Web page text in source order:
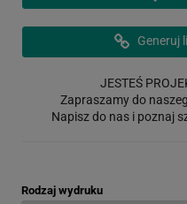
Generuj
JESTEŚ
Zapraszamy do
Napisz do nas i poznaj
Rodzaj wydruku